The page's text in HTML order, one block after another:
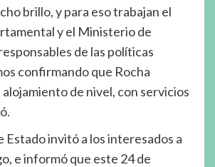
brillo, y para eso trabajan el
y el Ministerio de
de las políticas
confirmando que Rocha
de nivel, con servicios
Estado invitó a los interesados a
e informó que este 24 de